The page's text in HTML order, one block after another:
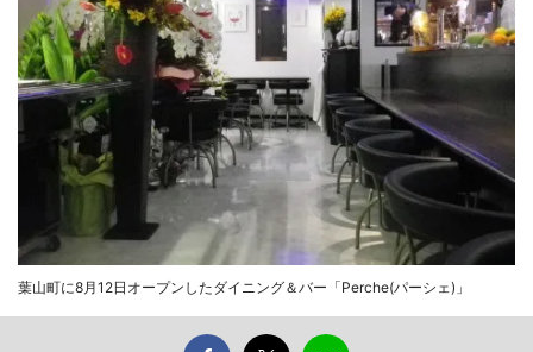
葉山町に8月12日オープンしたダイニング＆バー「Perche(パーシェ)」